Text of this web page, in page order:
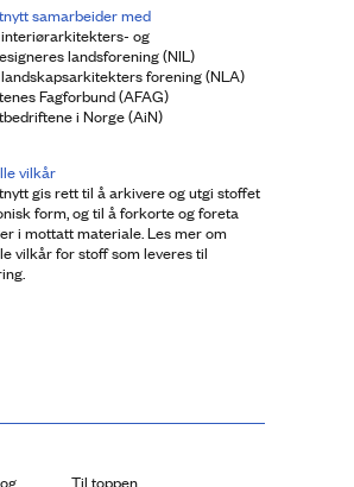
samarbeider med
og
landsforening (NIL)
forening (NLA)
Fagforbund (AFAG)
i Norge (AiN)
vilkår
gis rett til å arkivere og utgi stoffet
form, og til å forkorte og foreta
i mottatt materiale. Les mer om
vilkår for stoff som leveres til
Til toppen